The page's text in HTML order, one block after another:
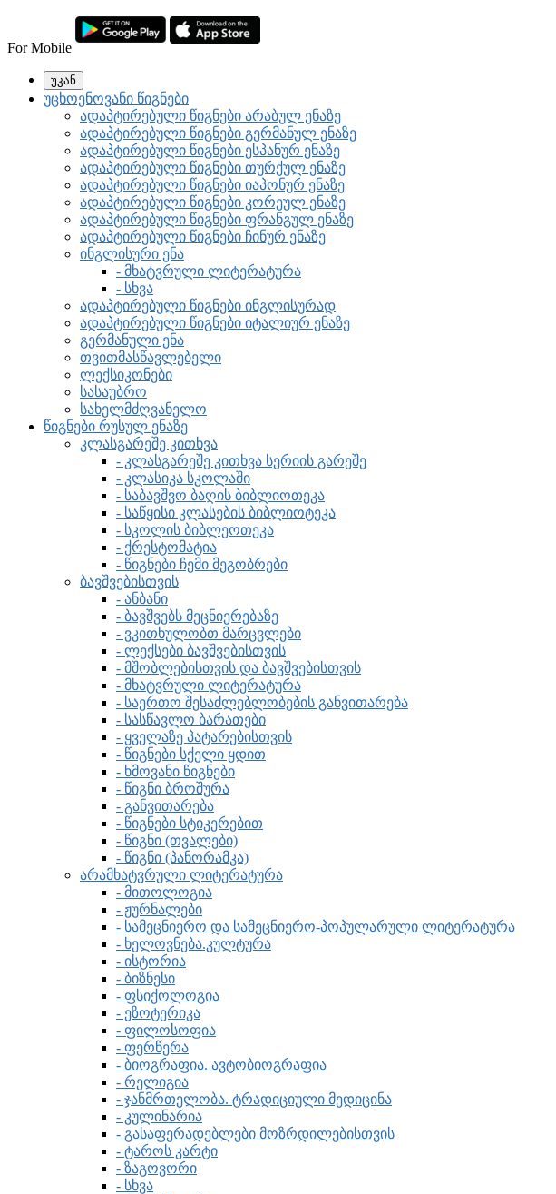
For Mobile
უკან
უცხოენოვანი წიგნები
ადაპტირებული წიგნები არაბულ ენაზე
ადაპტირებული წიგნები გერმანულ ენაზე
ადაპტირებული წიგნები ესპანურ ენაზე
ადაპტირებული წიგნები თურქულ ენაზე
ადაპტირებული წიგნები იაპონურ ენაზე
ადაპტირებული წიგნები კორეულ ენაზე
ადაპტირებული წიგნები ფრანგულ ენაზე
ადაპტირებული წიგნები ჩინურ ენაზე
ინგლისური ენა
- მხატვრული ლიტერატურა
- სხვა
ადაპტირებული წიგნები ინგლისურად
ადაპტირებული წიგნები იტალიურ ენაზე
გერმანული ენა
თვითმასწავლებელი
ლექსიკონები
სასაუბრო
სახელმძღვანელო
წიგნები რუსულ ენაზე
კლასგარეშე კითხვა
- კლასგარეშე კითხვა სერიის გარეშე
- კლასიკა სკოლაში
- საბავშვო ბაღის ბიბლიოთეკა
- საწყისი კლასების ბიბლიოტეკა
- სკოლის ბიბლეოთეკა
- ქრესტომატია
- წიგნები ჩემი მეგობრები
ბავშვებისთვის
- ანბანი
- ბავშვებს მეცნიერებაზე
- ვკითხულობთ მარცვლები
- ლექსები ბავშვებისთვის
- მშობლებისთვის და ბავშვებისთვის
- მხატვრული ლიტერატურა
- საერთო შესაძლებლობების განვითარება
- სასწავლო ბარათები
- ყველაზე პატარებისთვის
- წიგნები სქელი ყდით
- ხმოვანი წიგნები
- წიგნი ბროშურა
- განვითარება
- წიგნები სტიკერებით
- წიგნი (თვალები)
- წიგნი (პანორამკა)
არამხატვრული ლიტერატურა
- მითოლოგია
- ჟურნალები
- სამეცნიერო და სამეცნიერო-პოპულარული ლიტერატურა
- ხელოვნება.კულტურა
- ისტორია
- ბიზნესი
- ფსიქოლოგია
- ეზოტერიკა
- ფილოსოფია
- ფერწერა
- ბიოგრაფია. ავტობიოგრაფია
- რელიგია
- ჯანმრთელობა. ტრადიციული მედიცინა
- კულინარია
- გასაფერადებლები მოზრდილებისთვის
- ტაროს კარტი
- ზაგოვორი
- სხვა